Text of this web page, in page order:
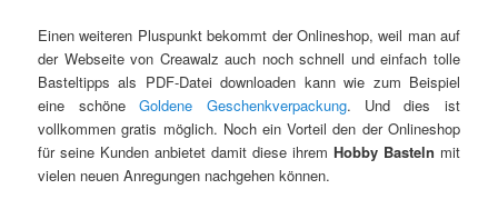
Einen weiteren Pluspunkt bekommt der Onlineshop, weil man auf
der Webseite von Creawalz auch noch schnell und einfach tolle
Basteltipps als PDF-Datei downloaden kann wie zum Beispiel
eine schöneGoldene Geschenkverpackung. Und dies ist
vollkommen gratis möglich. Noch ein Vorteil den der Onlineshop
für seine Kunden anbietet damit diese ihrem Hobby Basteln mit
vielen neuen Anregungen nachgehen können.